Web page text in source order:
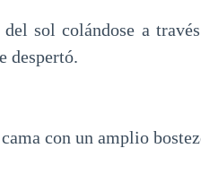
sol colándose a
despertó.
con un amplio